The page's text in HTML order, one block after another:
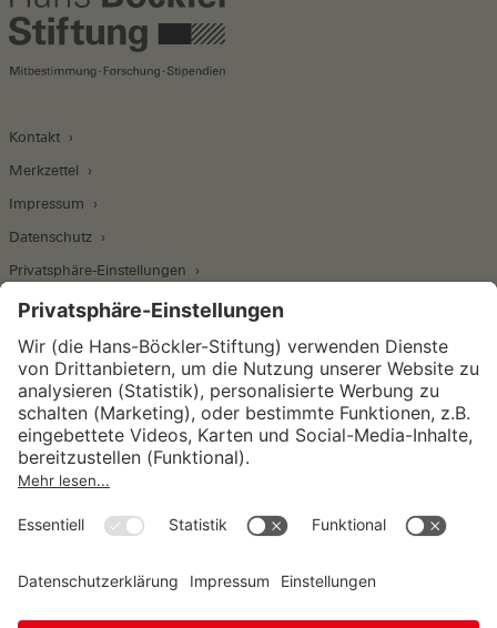
Kontakt
Merkzettel
Impressum
Datenschutz
Privatsphäre-Einstellungen
Wirtschafts- und Sozialwissenschaftliches Institut
Institut für Makroökonomie und
Konjunkturforschung
Unternehmensführung